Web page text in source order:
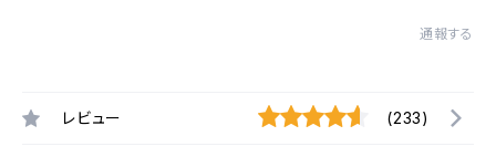
通報する
レビュー (233)